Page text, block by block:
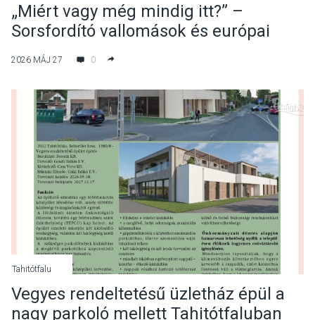
„Miért vagy még mindig itt?” –
Sorsfordító vallomások és európai
jövőkép a soproni konferencián
2026 MÁJ 27 0
Tahitótfalu
Vegyes rendeltetésű üzletház épül a
nagy parkoló mellett Tahitótfaluban